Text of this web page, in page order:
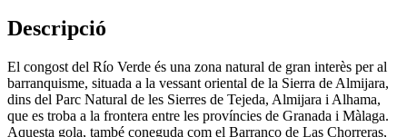
Descripció
El congost del Río Verde és una zona natural de gran interès per al
barranquisme, situada a la vessant oriental de la Sierra de Almijara,
dins del Parc Natural de les Sierres de Tejeda, Almijara i Alhama,
que es troba a la frontera entre les províncies de Granada i Màlaga.
Aquesta gola, també coneguda com el Barranco de Las Chorreras,